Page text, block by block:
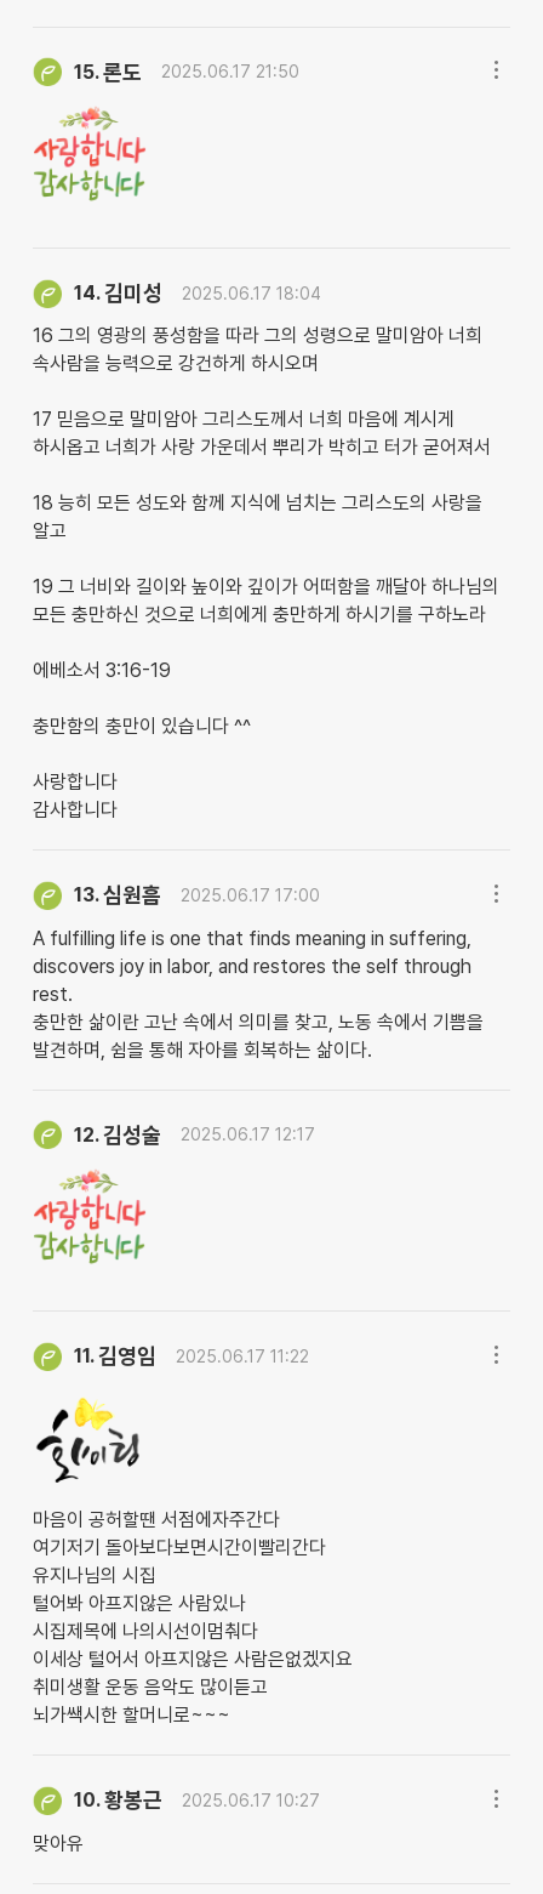
15.론도 2025.06.17 21:50
14.김미성 2025.06.17 18:04
16 그의 영광의 풍성함을 따라 그의 성령으로 말미암아 너희
속사람을 능력으로 강건하게 하시오며
17 믿음으로 말미암아 그리스도께서 너희 마음에 계시게
하시옵고 너희가 사랑 가운데서 뿌리가 박히고 터가 굳어져서
18 능히 모든 성도와 함께 지식에 넘치는 그리스도의 사랑을
알고
19 그 너비와 길이와 높이와 깊이가 어떠함을 깨달아 하나님의
모든 충만하신 것으로 너희에게 충만하게 하시기를 구하노라
에베소서 3:16-19
충만함의 충만이 있습니다 ^^
사랑합니다
감사합니다
13.심원흠 2025.06.17 17:00
A fulfilling life is one that finds meaning in suffering,
discovers joy in labor, and restores the self through
rest.
충만한 삶이란 고난 속에서 의미를 찾고, 노동 속에서 기쁨을
발견하며, 쉼을 통해 자아를 회복하는 삶이다.
12.김성술 2025.06.17 12:17
11.김영임 2025.06.17 11:22
마음이 공허할땐 서점에자주간다
여기저기 돌아보다보면시간이빨리간다
유지나님의 시집
털어봐 아프지않은 사람있나
시집제목에 나의시선이멈춰다
이세상 털어서 아프지않은 사람은없겠지요
취미생활 운동 음악도 많이듣고
뇌가쌕시한 할머니로~~~
10.황봉근 2025.06.17 10:27
맞아유